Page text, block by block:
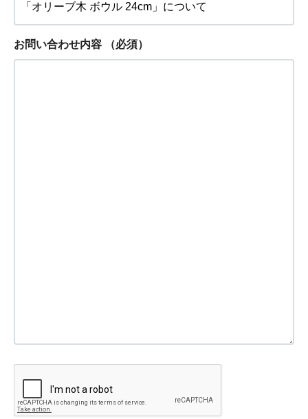
お問い合わせ内容 （必須）